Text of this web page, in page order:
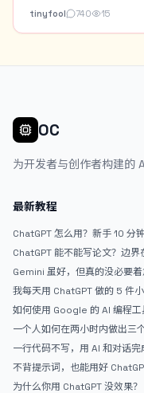
色定妆图。之后生图可以直接
AI模特资产库的界面：
da69da9d72a8.webp"
48b4-aeff-
832f-223aa6c6fa81" />
（https://
度了，我又不想换模型折
善，可能还要虫子要抓。弄
么不移民？</p>
tinyfool 740 15
OC
为开发者与创作者构建的
最新教程
ChatGPT 怎么用？新手 10 分
ChatGPT 能不能写论文？边界
Gemini 虽好，但真的没必要着
弃 ChatGPT
我每天用 ChatGPT 做的 5 件
如何使用 Google 的 AI 编程工
AntiGravity：独立开发者的新
武器
一个人如何在两小时内做出三
APP？｜AntiGravity + Gemini
战完整记录
一行代码不写，用 AI 和对话完
个完整网站：《图书天堂》实战
不背提示词，也能用好
一个万能提问模板
为什么你用 ChatGPT 没效果？ 90%